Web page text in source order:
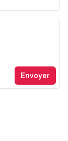
Envoyer